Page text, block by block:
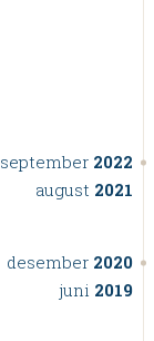
september 2022
august 2021
desember 2020
juni 2019